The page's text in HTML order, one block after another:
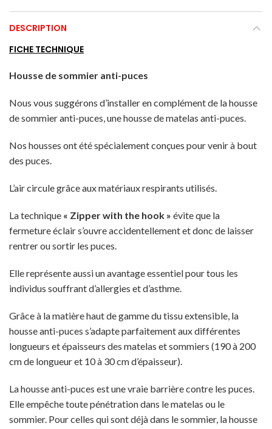
DESCRIPTION
FICHE TECHNIQUE
Housse de sommier anti-puces
Nous vous suggérons d’installer en complément de la housse
de sommier anti-puces, une housse de matelas anti-puces.
Nos housses ont été spécialement conçues pour venir à bout
des puces.
L’air circule grâce aux matériaux respirants utilisés.
La technique « Zipper with the hook » évite que la
fermeture éclair s’ouvre accidentellement et donc de laisser
rentrer ou sortir les puces.
Elle représente aussi un avantage essentiel pour tous les
individus souffrant d’allergies et d’asthme.
Grâce à la matière haut de gamme du tissu extensible, la
housse anti-puces s’adapte parfaitement aux différentes
longueurs et épaisseurs des matelas et sommiers (190 à 200
cm de longueur et 10 à 30 cm d’épaisseur).
La housse anti-puces est une vraie barrière contre les puces.
Elle empêche toute pénétration dans le matelas ou le
sommier. Pour celles qui sont déjà dans le sommier, la housse